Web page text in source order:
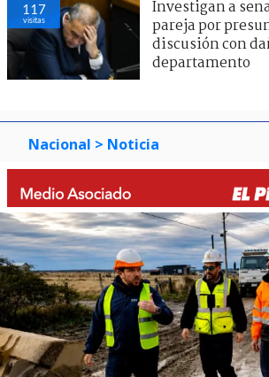
117
visitas
Investigan a
pareja por
discusión con
departamento
Nacional > Noticia